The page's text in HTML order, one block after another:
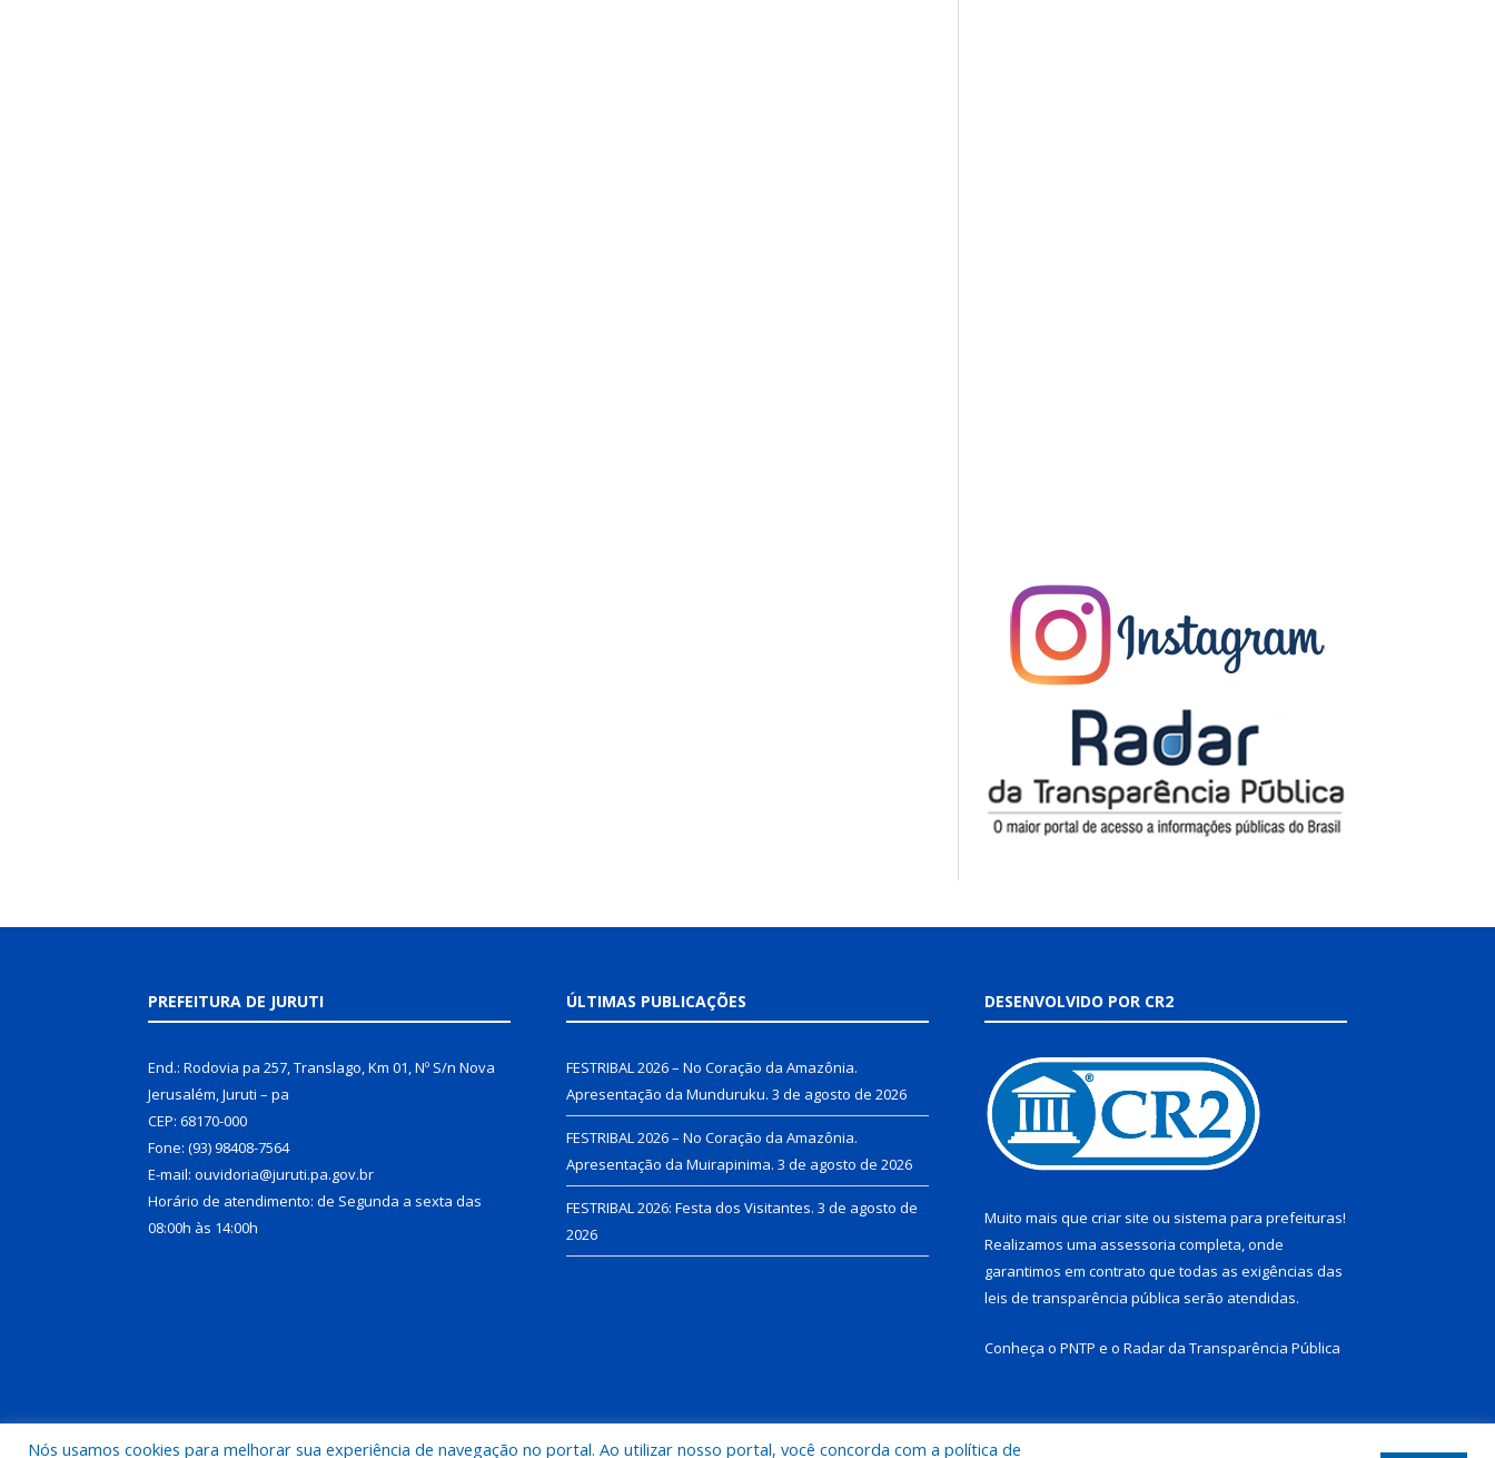
PREFEITURA DE JURUTI
End.: Rodovia pa 257, Translago, Km 01, Nº S/n Nova
Jerusalém, Juruti – pa
CEP: 68170-000
Fone: (93) 98408-7564
E-mail: ouvidoria@juruti.pa.gov.br
Horário de atendimento: de Segunda a sexta das
08:00h às 14:00h
ÚLTIMAS PUBLICAÇÕES
FESTRIBAL 2026 – No Coração da Amazônia.
Apresentação da Munduruku. 3 de agosto de 2026
FESTRIBAL 2026 – No Coração da Amazônia.
Apresentação da Muirapinima. 3 de agosto de 2026
FESTRIBAL 2026: Festa dos Visitantes. 3 de agosto de
2026
DESENVOLVIDO POR CR2
Muito mais que criar site ou sistema para prefeituras!
Realizamos uma assessoria completa, onde
garantimos em contrato que todas as exigências das
leis de transparência pública serão atendidas.
Conheça o PNTP e o Radar da Transparência Pública
Nós usamos cookies para melhorar sua experiência de navegação no portal. Ao utilizar nosso portal, você concorda com a política de